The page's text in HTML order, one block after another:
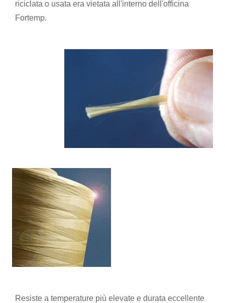
riciclata o usata era vietata all'interno dell'officina
Fortemp.
Resiste a temperature più elevate e durata eccellente